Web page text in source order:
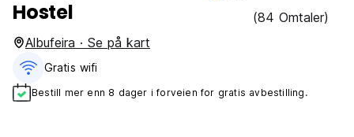
Hostel
(84 Omtaler)
Albufeira · Se på kart
Gratis wifi‎
Bestill mer enn 8 dager i forveien for gratis avbestilling.